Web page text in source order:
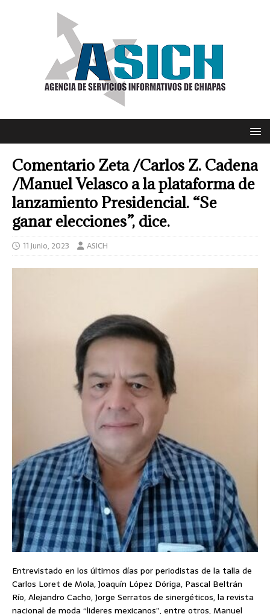
Comentario Zeta /Carlos Z. Cadena
/Manuel Velasco a la plataforma de
lanzamiento Presidencial. “Se
ganar elecciones”, dice.
11 junio, 2023 ASICH
Entrevistado en los últimos días por periodistas de la talla de
Carlos Loret de Mola, Joaquín López Dóriga, Pascal Beltrán
Río, Alejandro Cacho, Jorge Serratos de sinergéticos, la revista
nacional de moda “lideres mexicanos”, entre otros, Manuel